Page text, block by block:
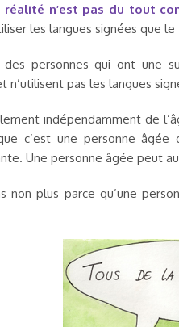
réalité n’est pas du tout
les langues signées que le
personnes qui ont une
n’utilisent pas les langues
indépendamment de
c’est une personne âgée
Une personne âgée peut
non plus parce qu’une